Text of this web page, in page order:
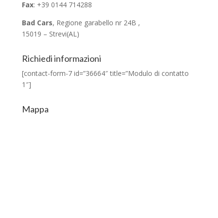
Fax: +39 0144 714288
Bad Cars, Regione garabello nr 24B ,
15019 – Strevi(AL)
Richiedi informazioni
[contact-form-7 id=”36664″ title=”Modulo di contatto
1″]
Mappa